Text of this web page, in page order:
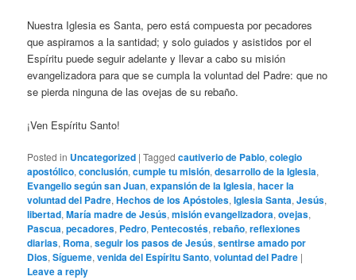
Nuestra Iglesia es Santa, pero está compuesta por pecadores
que aspiramos a la santidad; y solo guiados y asistidos por el
Espíritu puede seguir adelante y llevar a cabo su misión
evangelizadora para que se cumpla la voluntad del Padre: que no
se pierda ninguna de las ovejas de su rebaño.
¡Ven Espíritu Santo!
Posted in Uncategorized |Tagged cautiverio de Pablo,colegio
apostólico,conclusión,cumple tu misión,desarrollo de la Iglesia,
Evangelio según san Juan,expansión de la Iglesia,hacer la
voluntad del Padre,Hechos de los Apóstoles,Iglesia Santa,Jesús,
libertad,María madre de Jesús,misión evangelizadora,ovejas,
Pascua,pecadores, Pedro, Pentecostés,rebaño,reflexiones
diarias, Roma,seguir los pasos de Jesús,sentirse amado por
Dios,Sígueme,venida del Espíritu Santo,voluntad del Padre |
Leave a reply